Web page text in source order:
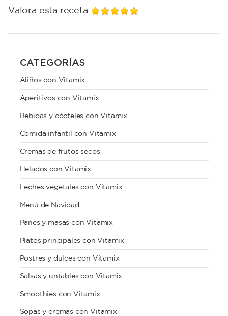
Valora esta receta:
CATEGORÍAS
Aliños con Vitamix
Aperitivos con Vitamix
Bebidas y cócteles con Vitamix
Comida infantil con Vitamix
Cremas de frutos secos
Helados con Vitamix
Leches vegetales con Vitamix
Menú de Navidad
Panes y masas con Vitamix
Platos principales con Vitamix
Postres y dulces con Vitamix
Salsas y untables con Vitamix
Smoothies con Vitamix
Sopas y cremas con Vitamix